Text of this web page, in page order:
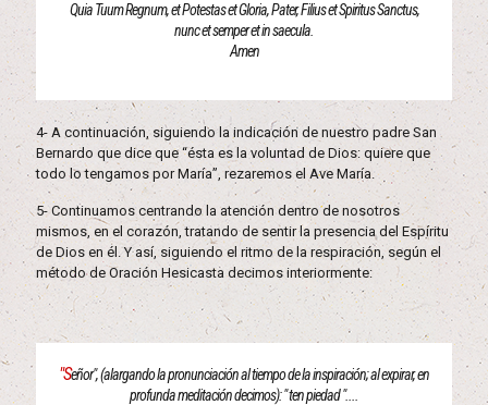
Quia Tuum Regnum, et Potestas et Gloria, Pater, Filius et Spiritus Sanctus,
nunc et semper et in saecula.
Amen
4- A continuación, siguiendo la indicación de nuestro padre San
Bernardo que dice que “ésta es la voluntad de Dios: quiere que
todo lo tengamos por María”, rezaremos el Ave María.
5- Continuamos centrando la atención dentro de nosotros
mismos, en el corazón, tratando de sentir la presencia del Espíritu
de Dios en él. Y así, siguiendo el ritmo de la respiración, según el
método de Oración Hesicasta decimos interiormente:
"Señor", (alargando la pronunciación al tiempo de la inspiración; al expirar, en
profunda meditación decimos): " ten piedad "....